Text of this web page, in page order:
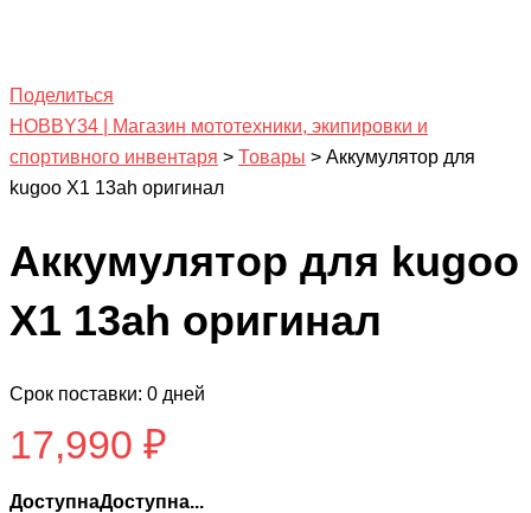
Поделиться
HOBBY34 | Магазин мототехники, экипировки и
спортивного инвентаря > Товары > Аккумулятор для
kugoo X1 13ah оригинал
Аккумулятор для kugoo
X1 13ah оригинал
Срок поставки: 0 дней
17,990 ₽
ДоступнаДоступна...